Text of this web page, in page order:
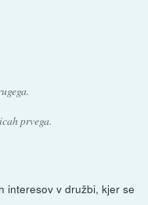
prvega.
interesov v družbi, kjer se